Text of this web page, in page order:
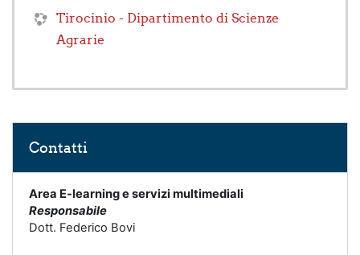
Tirocinio - Dipartimento di Scienze
Agrarie
Contatti
Area E-learning e servizi multimediali
Responsabile
Dott. Federico Bovi